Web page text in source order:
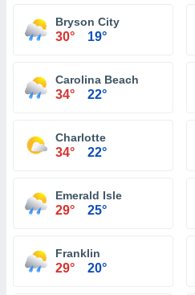
Bryson City
30° 19°
Carolina Beach
34° 22°
Charlotte
34° 22°
Emerald Isle
29° 25°
Franklin
29° 20°